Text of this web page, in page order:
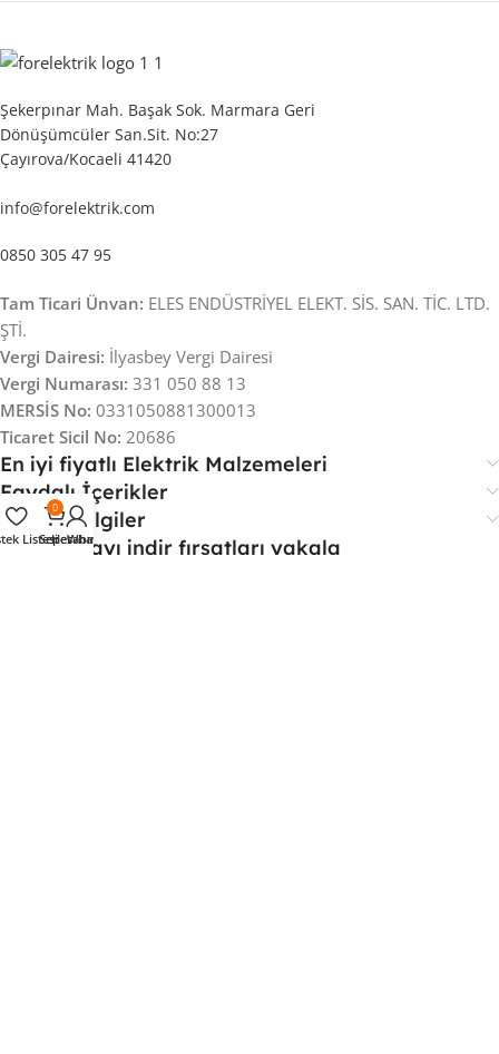
Şekerpınar Mah. Başak Sok. Marmara Geri
Dönüşümcüler San.Sit. No:27
Çayırova/Kocaeli 41420
info@forelektrik.com
0850 305 47 95
Tam Ticari Ünvan: ELES ENDÜSTRİYEL ELEKT. SİS. SAN. TİC. LTD.
ŞTİ.
Vergi Dairesi: İlyasbey Vergi Dairesi
Vergi Numarası: 331 050 88 13
MERSİS No: 0331050881300013
Ticaret Sicil No: 20686
En iyi fiyatlı Elektrik Malzemeleri
Faydalı İçerikler
Önemli Bilgiler
Uygulamayı indir fırsatları yakala
Listesi
0
Sepet
Hesabım
Whatsapp